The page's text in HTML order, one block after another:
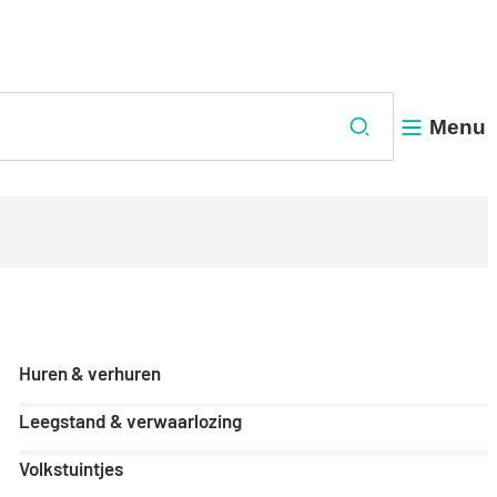
Zoeken Menu
Huren & verhuren
Leegstand & verwaarlozing
Volkstuintjes